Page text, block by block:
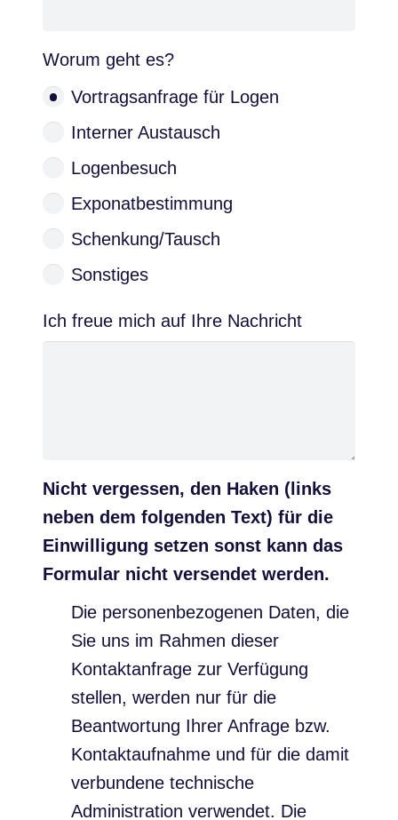
Worum geht es?
Vortragsanfrage für Logen
Interner Austausch
Logenbesuch
Exponatbestimmung
Schenkung/Tausch
Sonstiges
Ich freue mich auf Ihre Nachricht
Nicht vergessen, den Haken (links
neben dem folgenden Text) für die
Einwilligung setzen sonst kann das
Formular nicht versendet werden.
Die personenbezogenen Daten, die
Sie uns im Rahmen dieser
Kontaktanfrage zur Verfügung
stellen, werden nur für die
Beantwortung Ihrer Anfrage bzw.
Kontaktaufnahme und für die damit
verbundene technische
Administration verwendet. Die